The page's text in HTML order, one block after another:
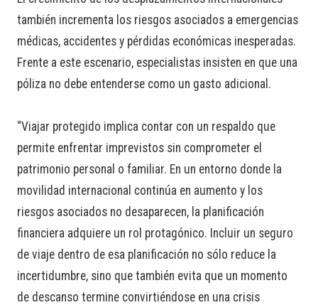
también incrementa los riesgos asociados a emergencias
médicas, accidentes y pérdidas económicas inesperadas.
Frente a este escenario, especialistas insisten en que una
póliza no debe entenderse como un gasto adicional.
“Viajar protegido implica contar con un respaldo que
permite enfrentar imprevistos sin comprometer el
patrimonio personal o familiar. En un entorno donde la
movilidad internacional continúa en aumento y los
riesgos asociados no desaparecen, la planificación
financiera adquiere un rol protagónico. Incluir un seguro
de viaje dentro de esa planificación no sólo reduce la
incertidumbre, sino que también evita que un momento
de descanso termine convirtiéndose en una crisis